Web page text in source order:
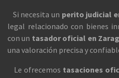
Si necesita un perito judicial
legal relacionado con bienes
con un tasador oficial en
una valoración precisa y
Le ofrecemos tasaciones